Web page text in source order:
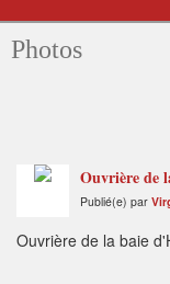
Photos
Ouvrière de
Publié(e) par
Ouvrière de la baie